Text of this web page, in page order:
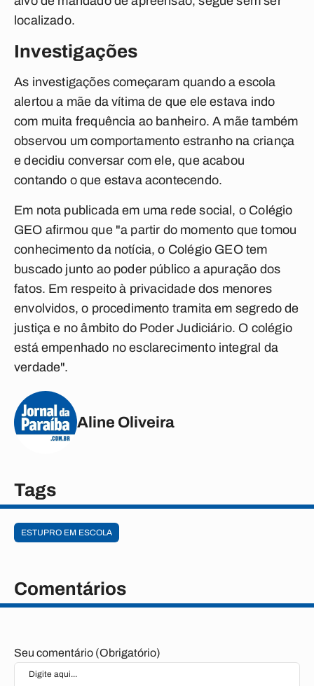
localizado.
Investigações
As investigações começaram quando a escola
alertou a mãe da vítima de que ele estava indo
com muita frequência ao banheiro. A mãe também
observou um comportamento estranho na criança
e decidiu conversar com ele, que acabou
contando o que estava acontecendo.
Em nota publicada em uma rede social, o Colégio
GEO afirmou que "a partir do momento que tomou
conhecimento da notícia, o Colégio GEO tem
buscado junto ao poder público a apuração dos
fatos. Em respeito à privacidade dos menores
envolvidos, o procedimento tramita em segredo de
justiça e no âmbito do Poder Judiciário. O colégio
está empenhado no esclarecimento integral da
verdade".
Aline Oliveira
Tags
ESTUPRO EM ESCOLA
Comentários
Seu comentário (Obrigatório)